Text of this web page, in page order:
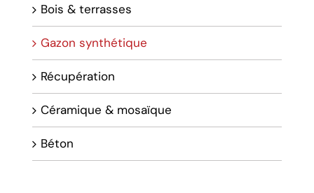
Bois & terrasses
Gazon synthétique
Récupération
Céramique & mosaïque
Béton